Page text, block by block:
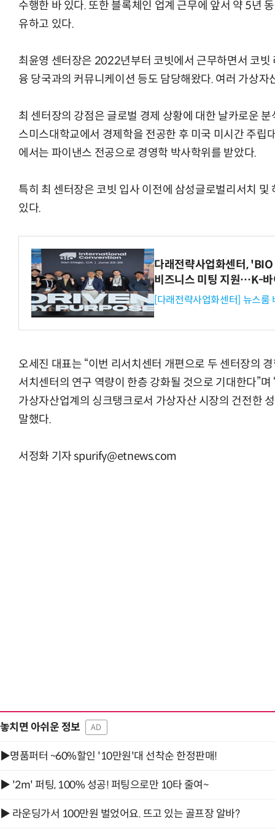
수행한 바 있다. 또한 블록체인 업계 근무에 앞서 약 5년
유하고 있다.
최윤영 센터장은 2022년부터 코빗에서 근무하면서 코빗
융 당국과의 커뮤니케이션 등도 담당해왔다. 여러 가상자
최 센터장의 강점은 글로벌 경제 상황에 대한 날카로운
스미스대학교에서 경제학을 전공한 후 미국 미시간 주립
에서는 파이낸스 전공으로 경영학 박사학위를 받았다.
특히 최 센터장은 코빗 입사 이전에 삼성글로벌리서치
있다.
다래전략사업화센터,
비즈니스 미팅 지원…K-바
[다래전략사업화센터] 뉴스룸
오세진 대표는 “이번 리서치센터 개편으로 두 센터장의
서치센터의 연구 역량이 한층 강화될 것으로 기대한다”
가상자산업계의 싱크탱크로서 가상자산 시장의 건전한
말했다.
서정화 기자 spurify@etnews.com
놓치면 아쉬운 정보 AD
▶명품퍼터 ~60%할인 '10만원'대 선착순 한정판매!
▶ '2m' 퍼팅, 100% 성공! 퍼팅으로만 10타 줄여~
▶ 라운딩가서 100만원 벌었어요. 뜨고 있는 골프장 알바?